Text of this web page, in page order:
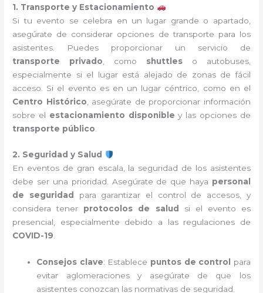
1. Transporte y Estacionamiento
Si tu evento se celebra en un lugar grande o apartado,
asegúrate de considerar opciones de transporte para los
asistentes. Puedes proporcionar un servicio de
transporte privado , como shuttles o autobuses,
especialmente si el lugar está alejado de zonas de fácil
acceso. Si el evento es en un lugar céntrico, como en el
Centro Histórico , asegúrate de proporcionar información
sobre el estacionamiento disponible y las opciones de
transporte público
2. Seguridad y Salud
En eventos de gran escala, la seguridad de los asistentes
debe ser una prioridad. Asegúrate de que haya personal
de seguridad
para garantizar el control de accesos, y
considera tener protocolos de salud
si el evento es
presencial, especialmente debido a las regulaciones de
COVID-19.
Consejos clave: Establece puntos de control
para
evitar aglomeraciones y asegúrate de que los
asistentes conozcan las normativas de seguridad.